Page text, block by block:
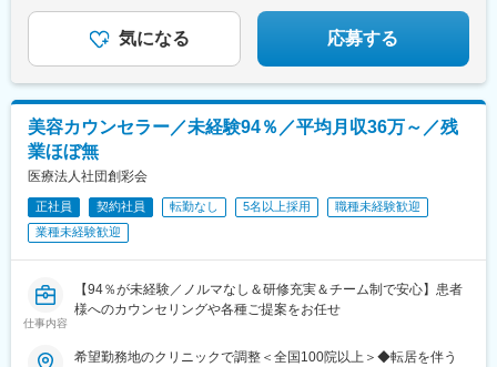
葉駅、東大前駅、立川駅、京急川崎駅、日吉町駅、新浜松駅、新
豊田駅、近鉄名古屋駅、電気ビル前駅、足羽山公園口駅、近鉄四
日市駅、四条駅(京都市営)、千里中央駅(北大阪急行)、西梅田駅、
旧居留地・大丸前駅、山陽明石駅、田町駅(岡山県)、胡町駅、眉山
ロープウェイ山麓駅、平和通駅、西鉄福岡駅、花畑町駅、高見橋
駅、二重橋前駅、大通駅、仙台駅、千葉中央駅、立川南駅、桜木
町駅、新静岡駅、浜松駅、名鉄名古屋駅、電鉄富山駅・エスタ前
駅、仁愛女子高校駅、四日市駅、京都河原町駅、大阪梅田駅(阪神
線)、貿易センター駅、西新町駅、新西大寺町筋駅、立町駅、天神
気になる 応募する
美容カウンセラー／未経験94％／平均月収36万～／残
業ほぼ無
医療法人社団創彩会
正社員 契約社員 転勤なし 5名以上採用
職種未経験歓迎
業種未経験歓迎
仕事内容
【94％が未経験／ノルマなし＆研修充実＆チーム制で安心】患者
様へのカウンセリングや各種ご提案をお任せ
希望勤務地のクリニックで調整＜全国100院以上＞◆転居を伴う